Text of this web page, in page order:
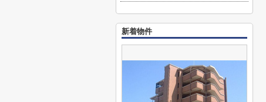
新着物件